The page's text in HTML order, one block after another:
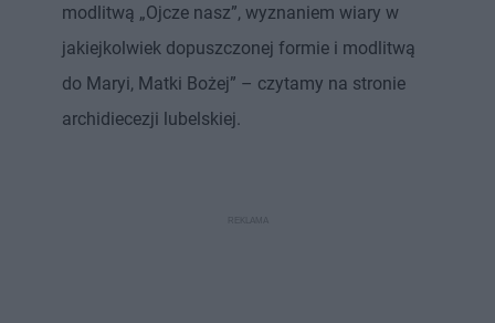
modlitwą „Ojcze nasz”, wyznaniem wiary w
jakiejkolwiek dopuszczonej formie i modlitwą
do Maryi, Matki Bożej” – czytamy na stronie
archidiecezji lubelskiej.